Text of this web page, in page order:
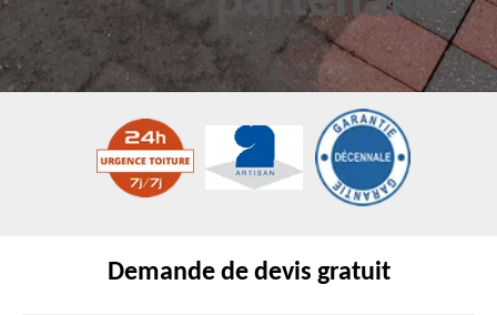
Demande de devis gratuit